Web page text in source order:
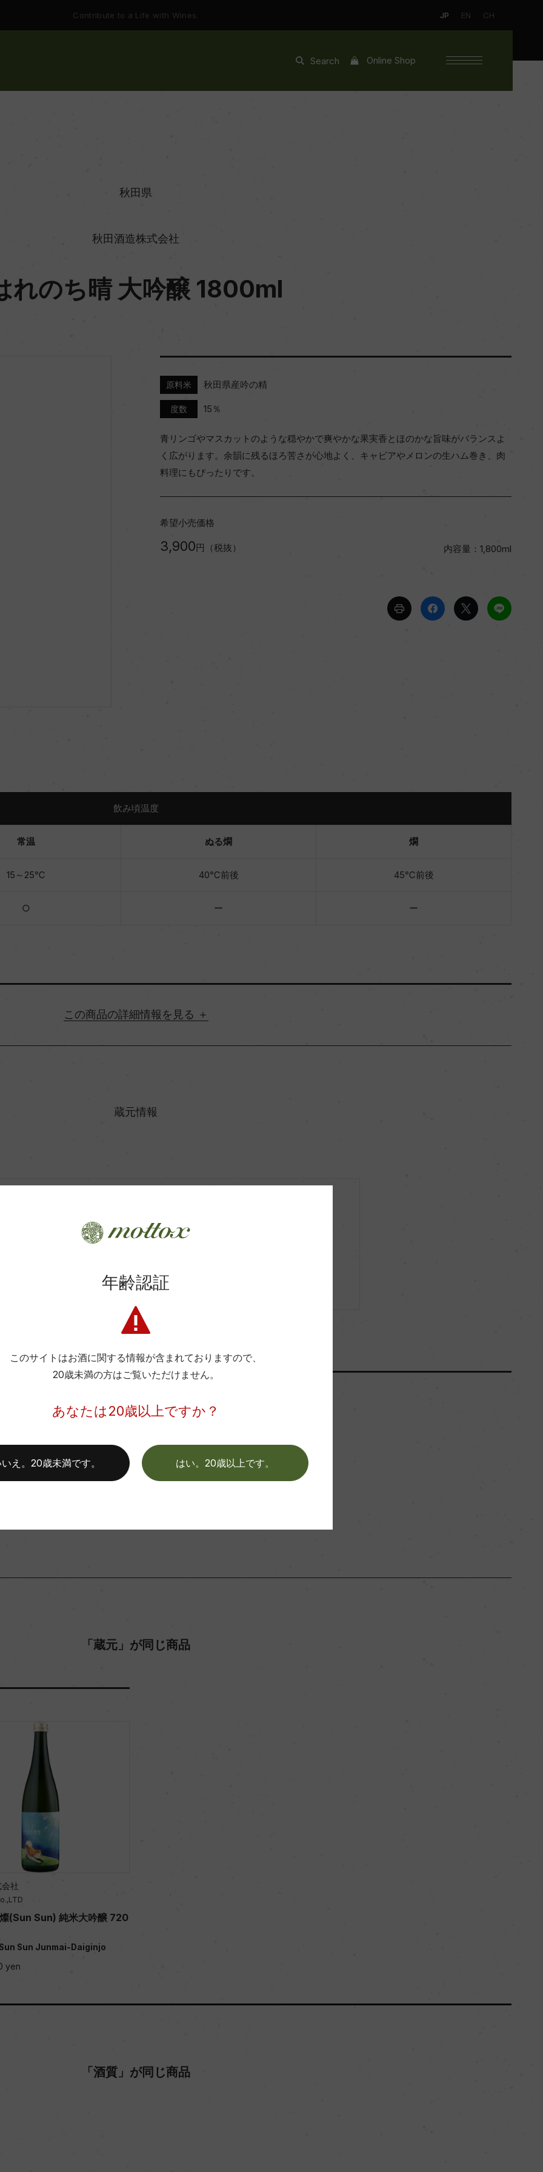
Contribute to a Life with Wines. JP EN CH
Search Online Shop
秋田県
秋田酒造株式会社
れのち晴 大吟醸 1800ml
原料米 秋田県産吟の精
度数 15％
青リンゴやマスカットのような穏やかで爽やかな果実香とほのかな旨味がバランスよ
く広がります。余韻に残るほろ苦さが心地よく、キャビアやメロンの生ハム巻き、肉
料理にもぴったりです。
希望小売価格
3,900円（税抜） 内容量：1,800ml
飲み頃温度
常温 ぬる燗 燗
15～25℃ 40℃前後 45℃前後
○ ー ー
詳細情報
蔵元情報
秋田酒造株式会社
生産者詳細はこちら
「蔵元」が同じ商品
社
(Sun Sun) 純米大吟醸 720
Sun Junmai-Daiginjo
yen
「酒質」が同じ商品
年齢認証
このサイトはお酒に関する情報が含まれておりますので、
20歳未満の方はご覧いただけません。
あなたは20歳以上ですか？
はい。20歳以上です。
え。20歳未満です。